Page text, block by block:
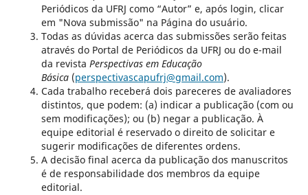
Periódicos da UFRJ como “Autor” e, após login, clicar
em "Nova submissão" na Página do usuário.
Todas as dúvidas acerca das submissões serão feitas
através do Portal de Periódicos da UFRJ ou do e-mail
da revista Perspectivas em Educação
Básica (perspectivascapufrj@gmail.com).
Cada trabalho receberá dois pareceres de avaliadores
distintos, que podem: (a) indicar a publicação (com ou
sem modificações); ou (b) negar a publicação. À
equipe editorial é reservado o direito de solicitar e
sugerir modificações de diferentes ordens.
A decisão final acerca da publicação dos manuscritos
é de responsabilidade dos membros da equipe
editorial.